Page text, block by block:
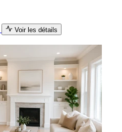
Voir les détails